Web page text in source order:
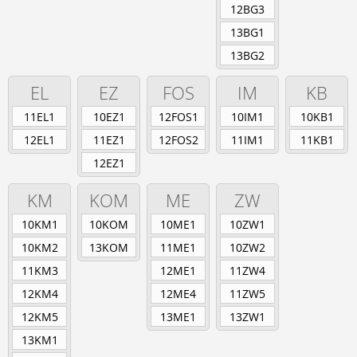
Anlagenmechaniker/-in
Eisenbahner/-in im Betriebsdienst
Fahrradmonteur/-in
Industriemechaniker/-in
Karosserie- und Fahrzeugbaumechaniker/-in
Konstruktionsmechaniker/-in
Kraftfahrzeugmechatroniker/-in
Mechatroniker/-in
Zweiradmechatroniker/-in
12BG3
13BG1
13BG2
EL
11EL1
12EL1
EZ
10EZ1
11EZ1
12EZ1
FOS
12FOS1
12FOS2
IM
10IM1
11IM1
KB
10KB1
11KB1
KM
10KM1
10KM2
11KM3
12KM4
12KM5
13KM1
KOM
10KOM
13KOM
ME
10ME1
11ME1
12ME1
12ME4
13ME1
ZW
10ZW1
10ZW2
11ZW4
11ZW5
13ZW1